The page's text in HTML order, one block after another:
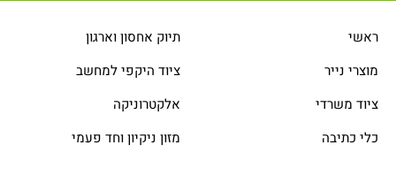
ראשי
מוצרי נייר
ציוד משרדי
כלי כתיבה
תיוק אחסון וארגון
ציוד היקפי למחשב
אלקטרוניקה
מזון ניקיון וחד פעמי